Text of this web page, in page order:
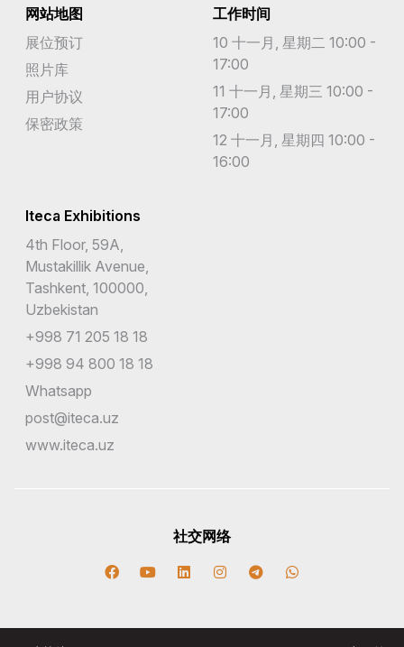
网站地图
展位预订
照片库
用户协议
保密政策
工作时间
10 十一月, 星期二 10:00 -
17:00
11 十一月, 星期三 10:00 -
17:00
12 十一月, 星期四 10:00 -
16:00
Iteca Exhibitions
4th Floor, 59A,
Mustakillik Avenue,
Tashkent, 100000,
Uzbekistan
+998 71 205 18 18
+998 94 800 18 18
Whatsapp
post@iteca.uz
www.iteca.uz
社交网络